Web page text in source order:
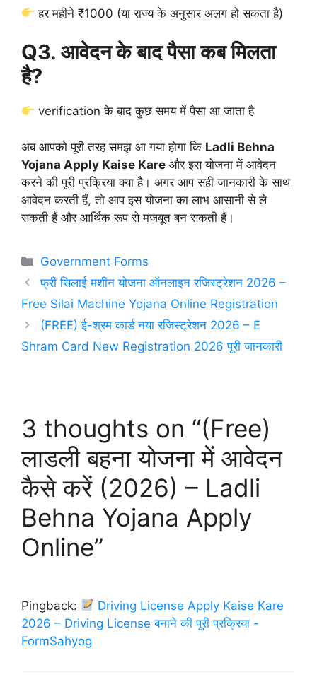
हर महीने ₹1000 (या राज्य के अनुसार अलग हो सकता है)
Q3. आवेदन के बाद पैसा कब मिलता
है?
verification के बाद कुछ समय में पैसा आ जाता है
अब आपको पूरी तरह समझ आ गया होगा कि Ladli Behna
Yojana Apply Kaise Kare और इस योजना में आवेदन
करने की पूरी प्रक्रिया क्या है। अगर आप सही जानकारी के साथ
आवेदन करती हैं, तो आप इस योजना का लाभ आसानी से ले
सकती हैं और आर्थिक रूप से मजबूत बन सकती हैं।
Categories
Government Forms
फ्री सिलाई मशीन योजना ऑनलाइन रजिस्ट्रेशन 2026 –
Free Silai Machine Yojana Online Registration
(FREE) ई-श्रम कार्ड नया रजिस्ट्रेशन 2026 – E
Shram Card New Registration 2026 पूरी जानकारी
3 thoughts on “(Free)
लाडली बहना योजना में आवेदन
कैसे करें (2026) – Ladli
Behna Yojana Apply
Online”
Pingback:
Driving License Apply Kaise Kare
2026 – Driving License बनाने की पूरी प्रक्रिया -
FormSahyog